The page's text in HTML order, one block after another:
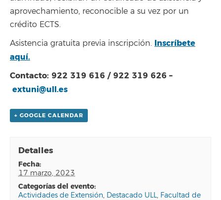
aprovechamiento, reconocible a su vez por un
crédito ECTS.
Asistencia gratuita previa inscripción. Inscríbete
aquí.
Contacto: 922 319 616 / 922 319 626 –
extuni@ull.es
+ GOOGLE CALENDAR
Detalles
fecha:
17 marzo, 2023
categorías del evento:
Actividades de Extensión, Destacado ULL, Facultad de